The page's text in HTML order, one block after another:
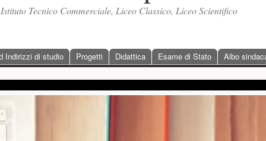
Tecnico Commerciale, Liceo Classico, Liceo Scientifico
Indirizzi di studio Progetti Didattica Esame di Stato Albo